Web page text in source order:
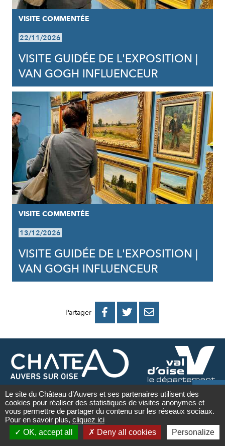
Contact

Newsletter
VISITE COMMENTÉE
22/11/2026
VISITE GUIDÉE DE L'EXPOSITION |
VAN GOGH INFLUENCEUR
VISITE COMMENTÉE
13/12/2026
VISITE GUIDÉE DE L'EXPOSITION |
VAN GOGH INFLUENCEUR
Partager 
PARTAGER
FACEBOOK
PARTAGER
PARTAGER
MAIL
NEWSLETTER
Adresse
e-
mail
Je
Le site du Château d’Auvers et ses partenaires utilisent des
cookies pour réaliser des statistiques de visites anonymes et
vous permettre de partager du contenu sur les réseaux sociaux.
Pour en savoir plus, cliquez ici
OK, accept all
Deny all cookies Personalize